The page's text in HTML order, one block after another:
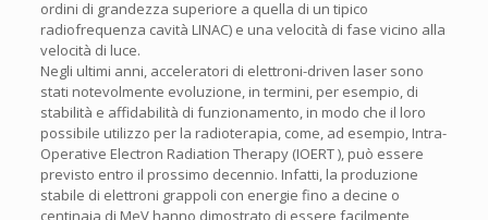
ordini di grandezza superiore a quella di un tipico
radiofrequenza cavità LINAC) e una velocità di fase vicino alla
velocità di luce.
Negli ultimi anni, acceleratori di elettroni-driven laser sono
stati notevolmente evoluzione, in termini, per esempio, di
stabilità e affidabilità di funzionamento, in modo che il loro
possibile utilizzo per la radioterapia, come, ad esempio, Intra-
Operative Electron Radiation Therapy (IOERT ), può essere
previsto entro il prossimo decennio. Infatti, la produzione
stabile di elettroni grappoli con energie fino a decine o
centinaia di MeV hanno dimostrato di essere facilmente